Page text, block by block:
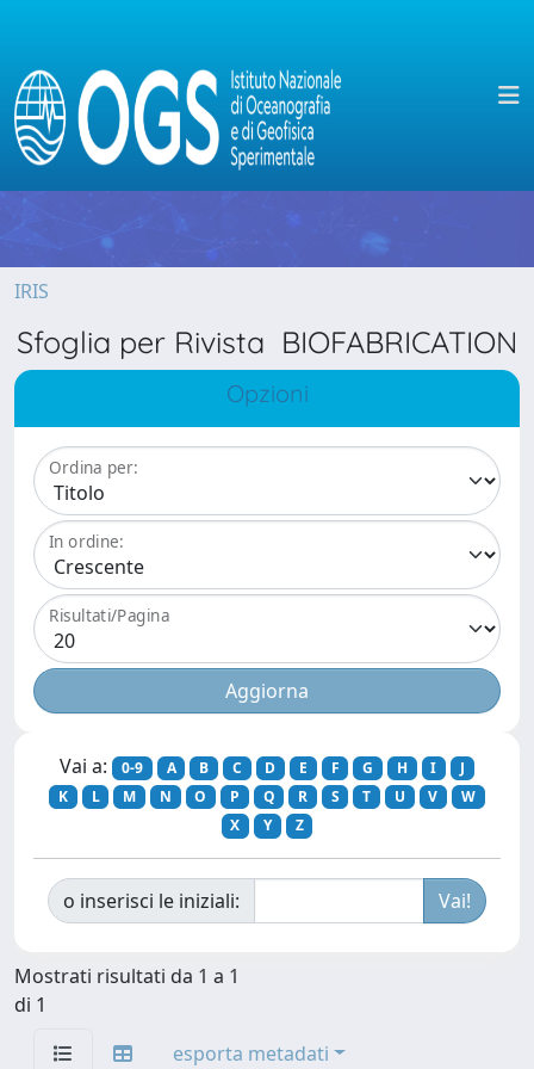
IRIS
Sfoglia per Rivista BIOFABRICATION
Opzioni
Ordina per:
In ordine:
Risultati/Pagina
Vai a: 0-9 A B C D E F G H I
J
K
L M N O P Q R S T U V
W
X
Y Z
o inserisci le iniziali:
Mostrati risultati da 1 a 1
di 1
esporta metadati